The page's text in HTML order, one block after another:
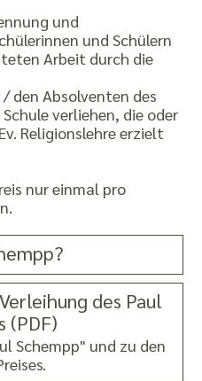
und
und Schülern
Arbeit durch die
den Absolventen des
verliehen, die oder
Religionslehre erzielt
nur einmal pro
des Paul
(PDF)
Schempp" und zu den